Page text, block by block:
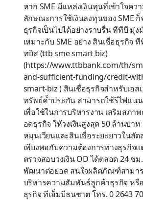
หาก SME มีแหล่งเงินทุนที่เข้าใจคว
ลักษณะการใช้เงินลงทุนของ SME
ธุรกิจเป็นไปได้อย่างราบรื่น ทีทีบี มุ่
เหมาะกับ SME อย่าง สินเชื่อธุรกิจ
ทบิส (ttb sme smart biz)
(https://www.ttbbank.com/th/
and-sufficient-funding/credit-
smart-biz ) สินเชื่อธุรกิจสำหรับเอ
ทรัพย์ค้ำประกัน สามารถใช้รีไฟแน
เพื่อใช้ในการบริหารงาน เสริมสภา
อดธุรกิจ ให้วงเงินสูงสุด 50 ล้านบา
หมุนเวียนและสินเชื่อระยะยาวในสั
เพียงพอกับความต้องการทางธุรกิจ
ตรวจสอบวงเงิน OD ได้ตลอด 24 ชม
พัฒนาต่อยอด สนใจผลิตภัณฑ์สามา
บริหารความสัมพันธ์ลูกค้าธุรกิจ หรื
ธุรกิจ ทีเอ็มบีธนชาต โทร. 0 2643